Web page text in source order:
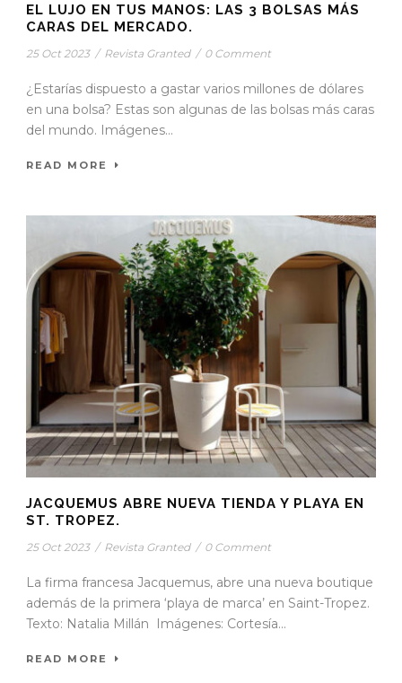
EL LUJO EN TUS MANOS: LAS 3 BOLSAS MÁS
CARAS DEL MERCADO.
25 Oct 2023 / Revista Granted / 0 Comment
¿Estarías dispuesto a gastar varios millones de dólares
en una bolsa? Estas son algunas de las bolsas más caras
del mundo. Imágenes...
READ MORE
JACQUEMUS ABRE NUEVA TIENDA Y PLAYA EN
ST. TROPEZ.
25 Oct 2023 / Revista Granted / 0 Comment
La firma francesa Jacquemus, abre una nueva boutique
además de la primera ‘playa de marca’ en Saint-Tropez.
Texto: Natalia Millán Imágenes: Cortesía...
READ MORE